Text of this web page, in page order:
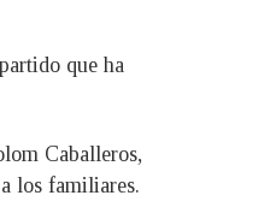
que ha
Caballeros,
los familiares.